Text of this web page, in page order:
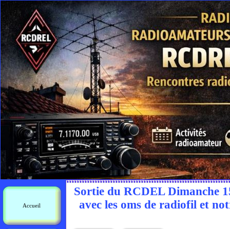
Accueil
Sortie du RCDEL Dimanche
avec les oms de radiofil et